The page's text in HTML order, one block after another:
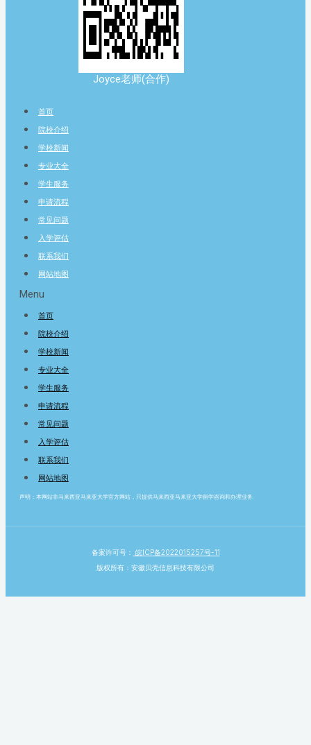
Joyce老师(合作)
首页
院校介绍
学校新闻
专业大全
学生服务
申请流程
常见问题
入学评估
联系我们
网站地图
Menu
首页
院校介绍
学校新闻
专业大全
学生服务
申请流程
常见问题
入学评估
联系我们
网站地图
声明：本网站非马来西亚马来亚大学官方网站，只提供马来西亚马来亚大学留学咨询和办理业务.
备案许可号： 皖ICP备2022015257号-11
版权所有：安徽贝壳信息科技有限公司